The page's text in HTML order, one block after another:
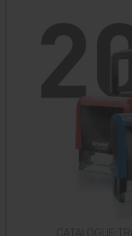
CATALOGUE